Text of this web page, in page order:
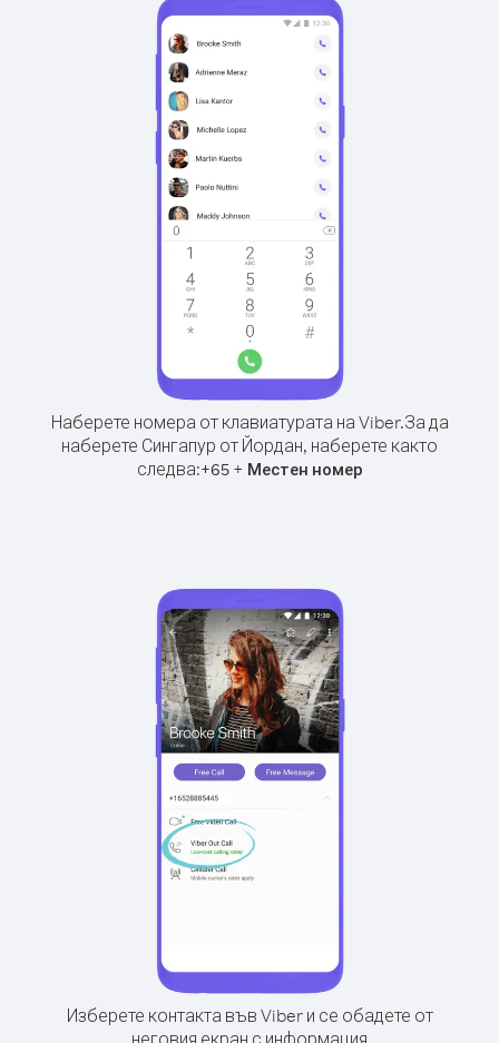
Наберете номера от клавиатурата на Viber.За да
наберете Сингапур от Йордан, наберете както
следва:+65+ Местен номер
Изберете контакта във Viber и се обадете от
неговия екран с информация